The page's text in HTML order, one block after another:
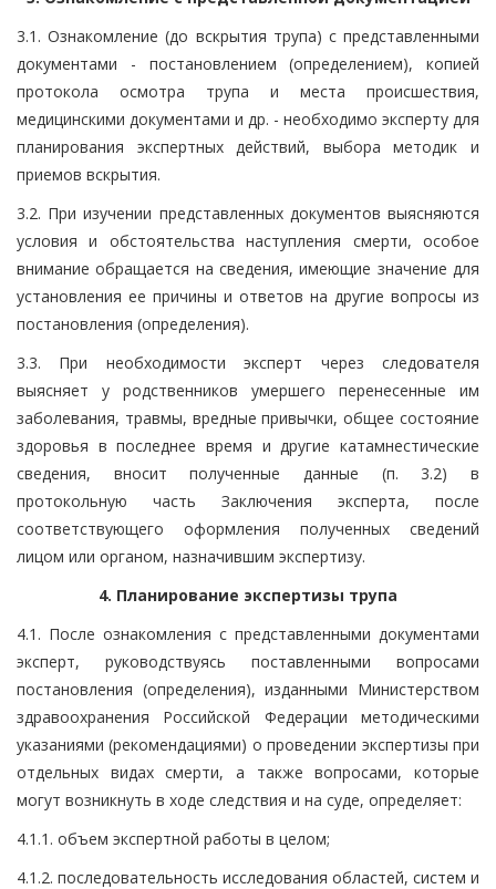
3.1. Ознакомление (до вскрытия трупа) с представленными
документами - постановлением (определением), копией
протокола осмотра трупа и места происшествия,
медицинскими документами и др. - необходимо эксперту для
планирования экспертных действий, выбора методик и
приемов вскрытия.
3.2. При изучении представленных документов выясняются
условия и обстоятельства наступления смерти, особое
внимание обращается на сведения, имеющие значение для
установления ее причины и ответов на другие вопросы из
постановления (определения).
3.3. При необходимости эксперт через следователя
выясняет у родственников умершего перенесенные им
заболевания, травмы, вредные привычки, общее состояние
здоровья в последнее время и другие катамнестические
сведения, вносит полученные данные (п. 3.2) в
протокольную часть Заключения эксперта, после
соответствующего оформления полученных сведений
лицом или органом, назначившим экспертизу.
4. Планирование экспертизы трупа
4.1. После ознакомления с представленными документами
эксперт, руководствуясь поставленными вопросами
постановления (определения), изданными Министерством
здравоохранения Российской Федерации методическими
указаниями (рекомендациями) о проведении экспертизы при
отдельных видах смерти, а также вопросами, которые
могут возникнуть в ходе следствия и на суде, определяет:
4.1.1. объем экспертной работы в целом;
4.1.2. последовательность исследования областей, систем и